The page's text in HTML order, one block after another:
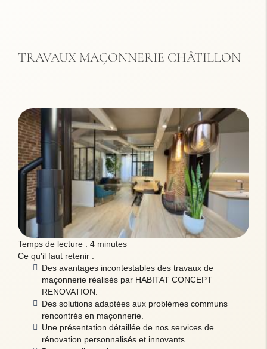
TRAVAUX MAÇONNERIE CHÂTILLON
Temps de lecture : 4 minutes
Ce qu'il faut retenir :
Des avantages incontestables des travaux de
maçonnerie réalisés par HABITAT CONCEPT
RENOVATION.
Des solutions adaptées aux problèmes communs
rencontrés en maçonnerie.
Une présentation détaillée de nos services de
rénovation personnalisés et innovants.